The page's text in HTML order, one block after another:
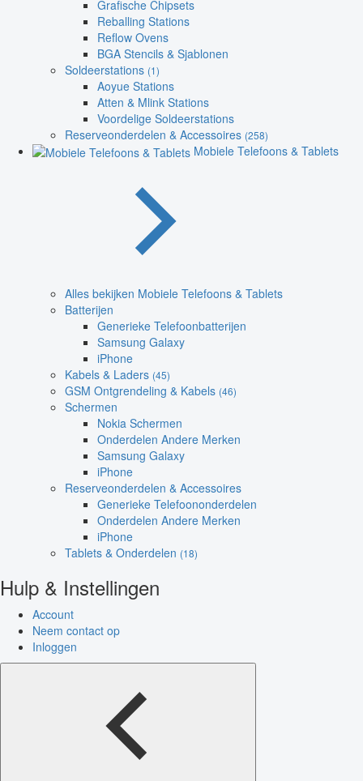
Grafische Chipsets
Reballing Stations
Reflow Ovens
BGA Stencils & Sjablonen
Soldeerstations (1)
Aoyue Stations
Atten & Mlink Stations
Voordelige Soldeerstations
Reserveonderdelen & Accessoires (258)
Mobiele Telefoons & Tablets
Alles bekijken Mobiele Telefoons & Tablets
Batterijen
Generieke Telefoonbatterijen
Samsung Galaxy
iPhone
Kabels & Laders (45)
GSM Ontgrendeling & Kabels (46)
Schermen
Nokia Schermen
Onderdelen Andere Merken
Samsung Galaxy
iPhone
Reserveonderdelen & Accessoires
Generieke Telefoononderdelen
Onderdelen Andere Merken
iPhone
Tablets & Onderdelen (18)
Hulp & Instellingen
Account
Neem contact op
Inloggen